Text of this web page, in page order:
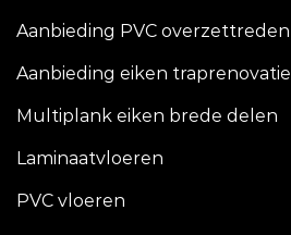
Aanbieding PVC overzettreden
Aanbieding eiken traprenovatie
Multiplank eiken brede delen
Laminaatvloeren
PVC vloeren